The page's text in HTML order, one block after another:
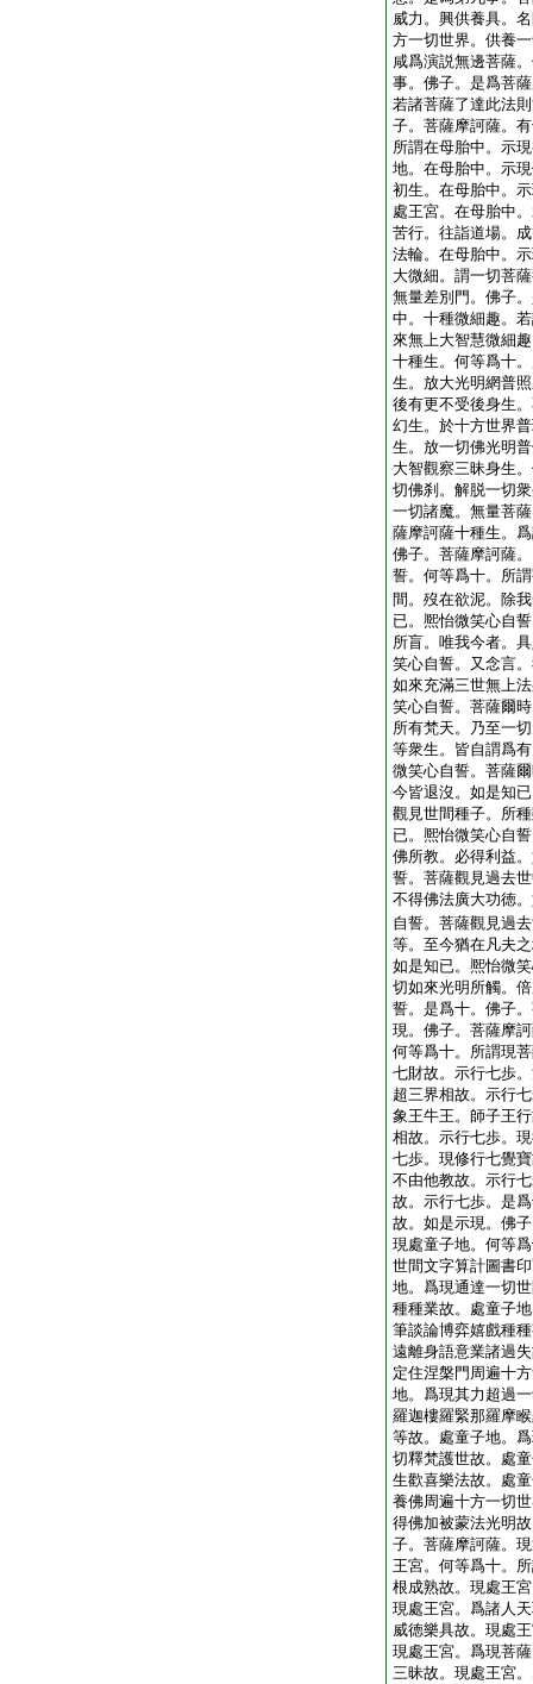
威力。興供養具。
方一切世界。供養
咸爲演説無邊菩薩
事。佛子。是爲菩
若諸菩薩了達此法
子。菩薩摩訶薩。
所謂在母胎中。示
地。在母胎中。示
初生。在母胎中。
處王宮。在母胎中
苦行。往詣道場。
法輪。在母胎中。
大微細。謂一切菩
無量差別門。佛子
中。十種微細趣。
來無上大智慧微細
十種生。何等爲十
生。放大光明網普
後有更不受後身生
幻生。於十方世界
生。放一切佛光明
大智觀察三昧身生
切佛刹。解脱一切
一切諸魔。無量菩
薩摩訶薩十種生。
佛子。菩薩摩訶薩
誓。何等爲十。所
間。歿在欲泥。除
已。熈怡微笑心自
所盲。唯我今者。
笑心自誓。又念言
如來充滿三世無上
笑心自誓。菩薩爾
所有梵天。乃至一
等衆生。皆自謂爲
微笑心自誓。菩薩
今皆退沒。如是知
觀見世間種子。所
已。熈怡微笑心自
佛所教。必得利益
誓。菩薩觀見過去
不得佛法廣大功徳
自誓。菩薩觀見過
等。至今猶在凡夫
如是知已。熈怡微
切如來光明所觸。
誓。是爲十。佛子
現。佛子。菩薩摩
何等爲十。所謂現
七財故。示行七歩
超三界相故。示行
象王牛王。師子王
相故。示行七歩。
七歩。現修行七覺
不由他教故。示行
故。示行七歩。是
故。如是示現。佛
現處童子地。何等
世間文字算計圖書
地。爲現通達一切
種種業故。處童子
筆談論博弈嬉戲種
遠離身語意業諸過
定住涅槃門周遍十
地。爲現其力超過
羅迦樓羅緊那羅摩
等故。處童子地。
切釋梵護世故。處
生歡喜樂法故。處
養佛周遍十方一切
得佛加被蒙法光明
子。菩薩摩訶薩。
王宮。何等爲十。
根成熟故。現處王
現處王宮。爲諸人
威徳樂具故。現處
現處王宮。爲現菩
三昧故。現處王宮